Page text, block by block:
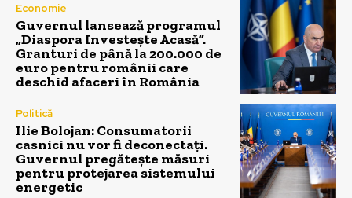
Economie
Guvernul lansează programul
„Diaspora Investește Acasă”.
Granturi de până la 200.000 de
euro pentru românii care
deschid afaceri în România
Politică
Ilie Bolojan: Consumatorii
casnici nu vor fi deconectați.
Guvernul pregătește măsuri
pentru protejarea sistemului
energetic